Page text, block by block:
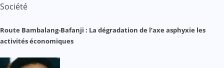
Société
Route Bambalang-Bafanji : La dégradation de l’axe asphyxie les
activités économiques